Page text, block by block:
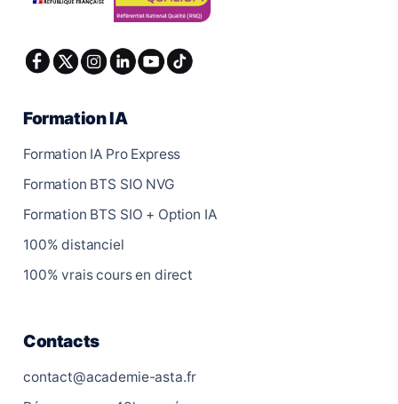
Formation IA
Formation IA Pro Express
Formation BTS SIO NVG
Formation BTS SIO + Option IA
100% distanciel
100% vrais cours en direct
Contacts
contact@academie-asta.fr